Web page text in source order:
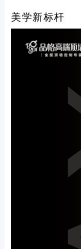
美学新标杆